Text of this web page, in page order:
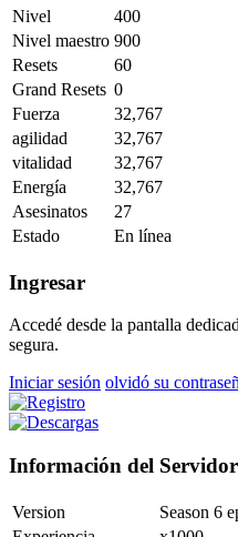
Nivel
400
Nivel maestro 900
Resets
60
Grand Resets 0
Fuerza
32,767
agilidad
32,767
vitalidad
32,767
Energía
32,767
Asesinatos
27
Estado
En línea
Ingresar
Accedé desde la pantalla
segura.
Iniciar sesión olvidó su
Información del Servidor
Version
Season 6